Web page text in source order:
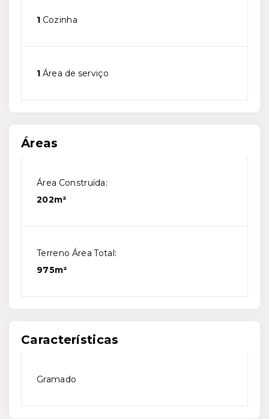
1 Cozinha
1 Área de serviço
Áreas
Área Construída:
202m²
Terreno Área Total:
975m²
Características
Gramado